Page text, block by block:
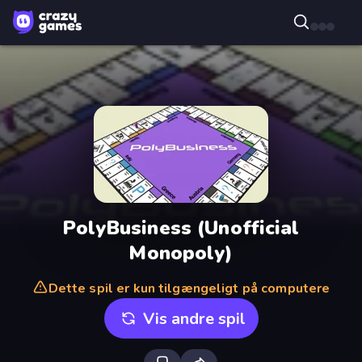
PolyBusiness (Unofficial
Monopoly)
Dette spil er kun tilgængeligt på computere
Vis andre spil